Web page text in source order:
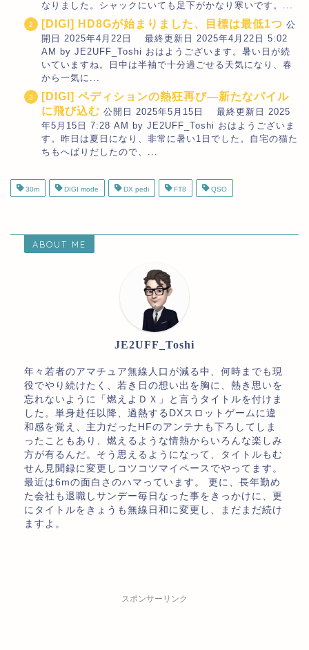
なりました。シャックにいても足下がかなり寒いです。...
[DIGI] HD8Gが始まりました、目標は最低1つ 公
開日 2025年4月22日 最終更新日 2025年4月22日 5:02
AM by JE2UFF_Toshi おはようございます。暑い日が続
いていますね。日中は半袖で十分過ごせる天気になり、春
から一気に...
[DIGI] ペディションの熱狂再び—新たなパイル
に飛び込む 公開日 2025年5月15日 最終更新日 2025
年5月15日 7:28 AM by JE2UFF_Toshi おはようございま
す。昨日は夏日になり、非常に暑い1日でした。自宅の猫た
ちもへばりだしたので、...
30m DIGI mode DX pedi FT8 QSO
ABOUT ME
JE2UFF_Toshi
年々若者のアマチュア無線人口が減る中、何時までも現
役でやり続けたく、若き日の想い出を胸に、熱き思いを
忘れないように「燃えよＤＸ」と言うタイトルを付けま
した。単身赴任以降、過熱するDXスロットゲームに違
和感を覚え、主力だったHFのアンテナも下ろしてしま
ったこともあり、燃えるような情熱からいろんな楽しみ
方が有るんだ。そう思えるようになって、タイトルもむ
せん見聞録に変更しコツコツマイペースでやってます。
最近は6mの面白さのハマっています。 更に、長年勤め
た会社も退職しサンデー毎日なった事をきっかけに、更
にタイトルをきょうも無線日和に変更し、まだまだ続け
ますよ。
スポンサーリンク